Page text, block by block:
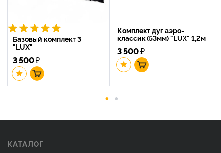
Базовый комплект 3
"LUX"
3 500₽
Комплект дуг аэро-
классик (53мм) "LUX" 1,2м
3 500₽
КАТАЛОГ